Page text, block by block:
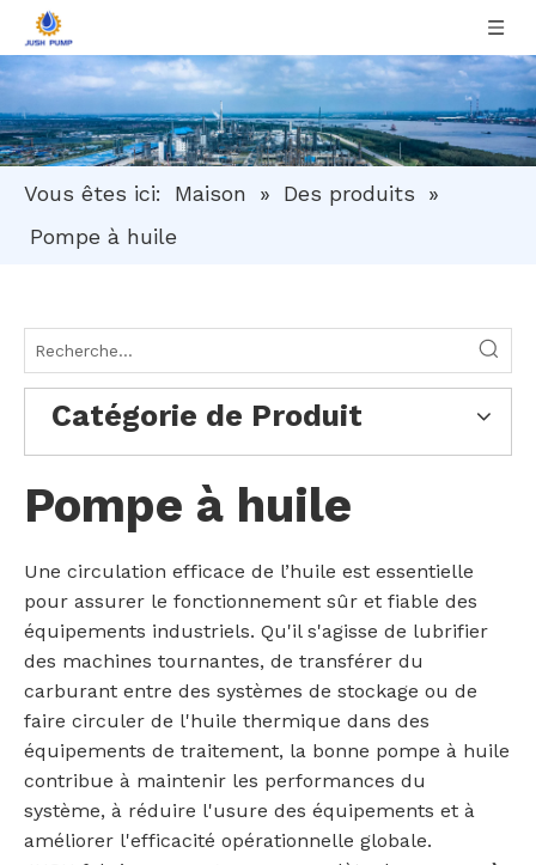
Vous êtes ici: Maison » Des produits
»
Pompe à huile
Catégorie de Produit
Pompe à huile
Une circulation efficace de l’huile est essentielle
pour assurer le fonctionnement sûr et fiable des
équipements industriels. Qu'il s'agisse de lubrifier
des machines tournantes, de transférer du
carburant entre des systèmes de stockage ou de
faire circuler de l'huile thermique dans des
équipements de traitement, la bonne pompe à huile
contribue à maintenir les performances du
système, à réduire l'usure des équipements et à
améliorer l'efficacité opérationnelle globale.